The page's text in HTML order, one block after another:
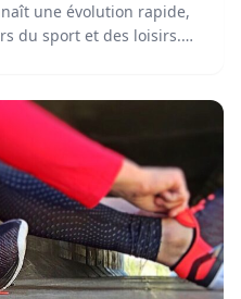
une évolution rapide,
du sport et des loisirs.
équipements sportifs,